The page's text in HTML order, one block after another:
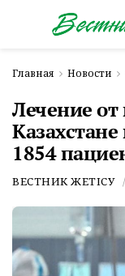
Главная Новости
Лечение от
1854
ВЕСТНИК ЖЕТІСУ